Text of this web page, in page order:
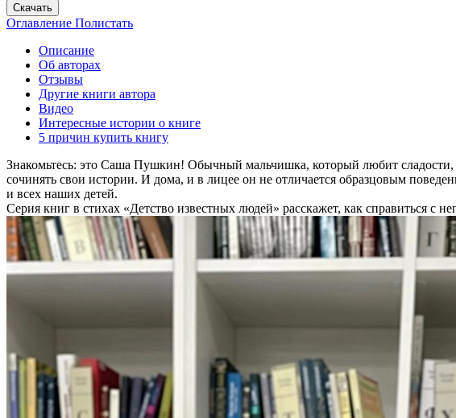
Скачать
Оглавление Полистать
Описание
Об авторах
Отзывы
Другие книги автора
Видео
Интересные истории о книге
5 причин купить книгу
Знакомьтесь: это Саша Пушкин! Обычный мальчишка, который любит
сочинять свои истории. И дома, и в лицее он не отличается образцовым
и всех наших детей.
Серия книг в стихах «Детство известных людей» расскажет, как справиться